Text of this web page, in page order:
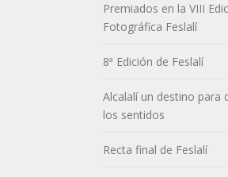
Premiados en la VIII
Fotográfica Feslalí
8ª Edición de Feslalí
Alcalalí un destino para
los sentidos
Recta final de Feslalí